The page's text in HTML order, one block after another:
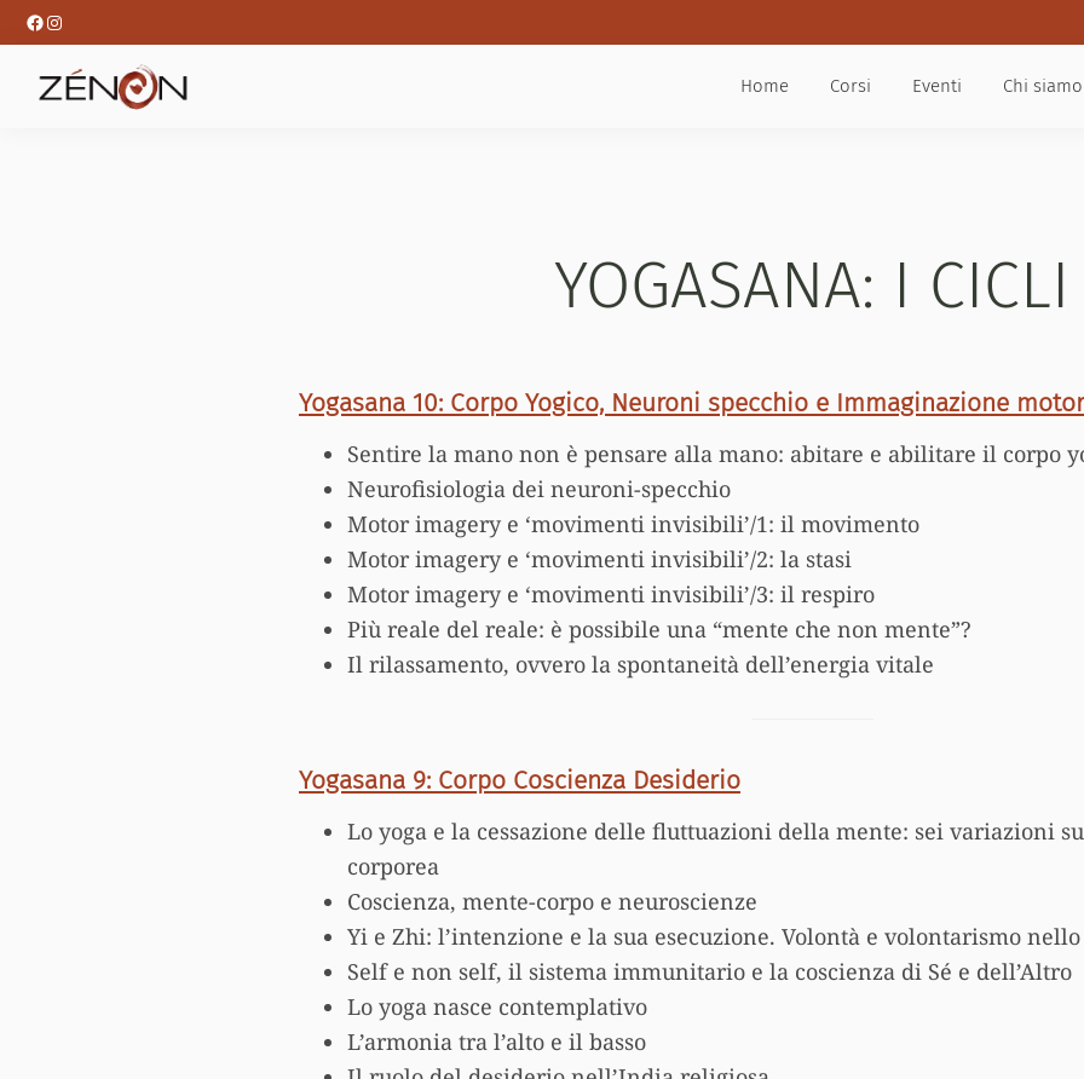
Passa
alla
navigazione
Passa
al
contenuto
Facebook
Instagram
Home Corsi Eventi Chi siamo
YOGASANA: I CICLI
Yogasana 10: Corpo Yogico, Neuroni specchio e Immaginazione
Sentire la mano non è pensare alla mano: abitare e abilitare il corpo
Neurofisiologia dei neuroni-specchio
Motor imagery e ‘movimenti invisibili’/1: il movimento
Motor imagery e ‘movimenti invisibili’/2: la stasi
Motor imagery e ‘movimenti invisibili’/3: il respiro
Più reale del reale: è possibile una “mente che non mente”?
Il rilassamento, ovvero la spontaneità dell’energia vitale
Yogasana 9: Corpo Coscienza Desiderio
Lo yoga e la cessazione delle fluttuazioni della mente: sei variazioni
corporea
Coscienza, mente-corpo e neuroscienze
Yi e Zhi: l’intenzione e la sua esecuzione. Volontà e volontarismo
Self e non self, il sistema immunitario e la coscienza di Sé e dell’Altro
Lo yoga nasce contemplativo
L’armonia tra l’alto e il basso